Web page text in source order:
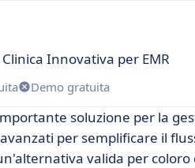
Innovativa per EMR
Demo gratuita
soluzione per la
per semplificare il
valida per